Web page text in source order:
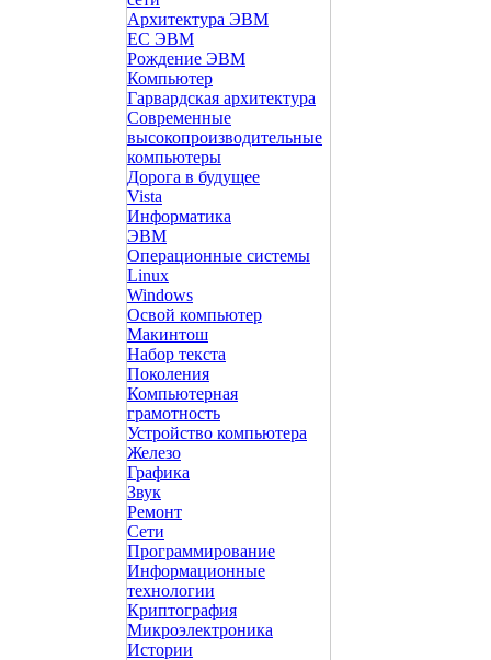
Архитектура ЭВМ
ЕС ЭВМ
Рождение ЭВМ
Компьютер
Гарвардская архитектура
Современные
высокопроизводительные
компьютеры
Дорога в будущее
Vista
Инфоpматика
ЭВМ
Операционные системы
Linux
Windows
Освой компьютер
Макинтош
Набор текста
Поколения
Компьютерная
грамотность
Устройство компьютера
Железо
Графика
Звук
Ремонт
Сети
Программирование
Информационные
технологии
Криптография
Микроэлектроника
Истории